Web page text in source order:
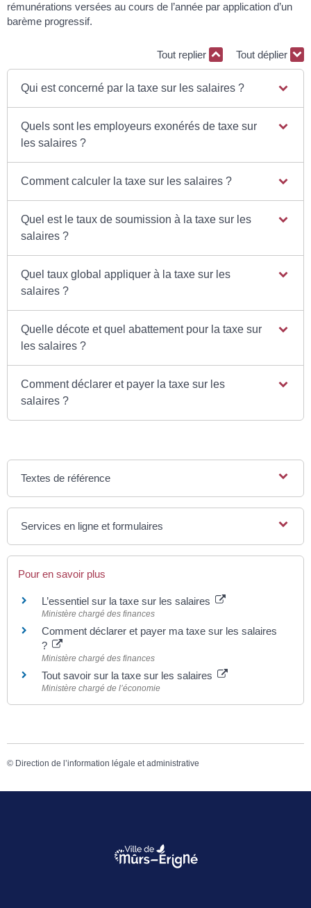
rémunérations versées au cours de l’année par application d’un
barème progressif.
Tout replier Tout déplier
Qui est concerné par la taxe sur les salaires ?
Quels sont les employeurs exonérés de taxe sur
les salaires ?
Comment calculer la taxe sur les salaires ?
Quel est le taux de soumission à la taxe sur les
salaires ?
Quel taux global appliquer à la taxe sur les
salaires ?
Quelle décote et quel abattement pour la taxe sur
les salaires ?
Comment déclarer et payer la taxe sur les
salaires ?
Textes de référence
Services en ligne et formulaires
Pour en savoir plus
L’essentiel sur la taxe sur les salaires
Ministère chargé des finances
Comment déclarer et payer ma taxe sur les salaires
?
Ministère chargé des finances
Tout savoir sur la taxe sur les salaires
Ministère chargé de l’économie
© Direction de l’information légale et administrative